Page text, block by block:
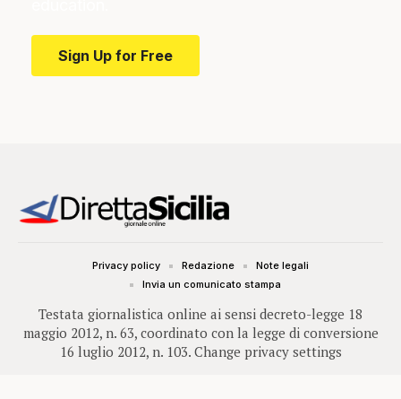
Sign Up for Free
Testata giornalistica online ai sensi decreto-legge 18
maggio 2012, n. 63, coordinato con la legge di conversione
16 luglio 2012, n. 103. Change privacy settings
Privacy policy Redazione
Note legali
Invia un comunicato stampa